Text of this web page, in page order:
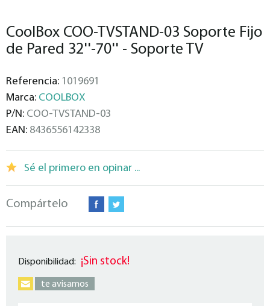
CoolBox COO-TVSTAND-03 Soporte Fijo
de Pared 32''-70'' - Soporte TV
Referencia: 1019691
Marca: COOLBOX
P/N: COO-TVSTAND-03
EAN: 8436556142338
Sé el primero en opinar ...
Compártelo
Disponibilidad: ¡Sin stock!
te avisamos